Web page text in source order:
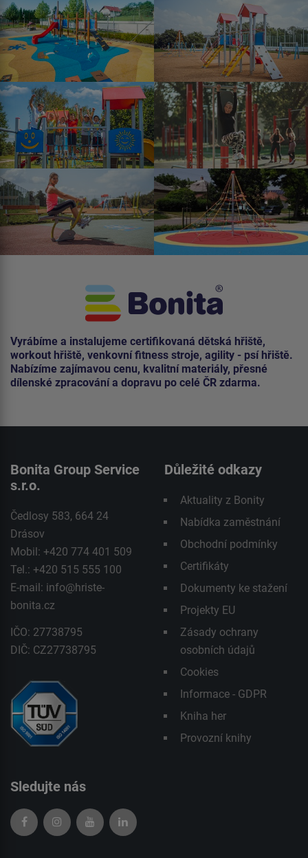
Vyrábíme a instalujeme certifikovaná dětská hřiště,
workout hřiště, venkovní fitness stroje, agility - psí hřiště.
Nabízíme zajímavou cenu, kvalitní materiály, přesné
dílenské zpracování a dopravu po celé ČR zdarma.
Bonita Group Service
s.r.o.
Čedlosy 583, 664 24
Drásov
Mobil: +420 774 401 509
Tel.: +420 515 555 100
E-mail: info@hriste-
bonita.cz
IČO: 27738795
DIČ: CZ27738795
Důležité odkazy
Aktuality z Bonity
Nabídka zaměstnání
Obchodní podmínky
Certifikáty
Dokumenty ke stažení
Projekty EU
Zásady ochrany
osobních údajů
Cookies
Informace - GDPR
Kniha her
Provozní knihy
Sledujte nás